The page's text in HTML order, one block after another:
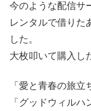
今のような配信サ
レンタルで借りた
した。
大枚叩いて購入し
「愛と青春の旅立
「グッドウィル